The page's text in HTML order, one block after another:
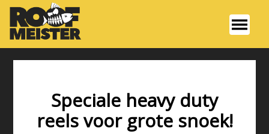
Speciale heavy duty
reels voor grote snoek!